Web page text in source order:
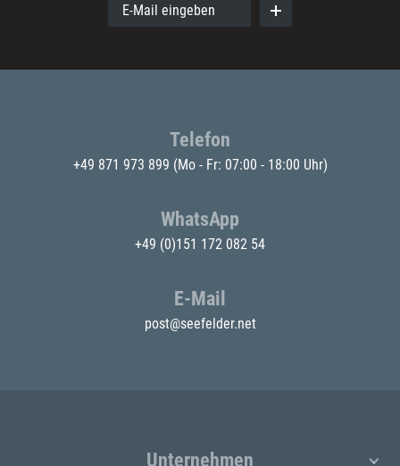
E-Mail eingeben
Telefon
+49 871 973 899 (Mo - Fr: 07:00 - 18:00 Uhr)
WhatsApp
+49 (0)151 172 082 54
E-Mail
post@seefelder.net
Unternehmen